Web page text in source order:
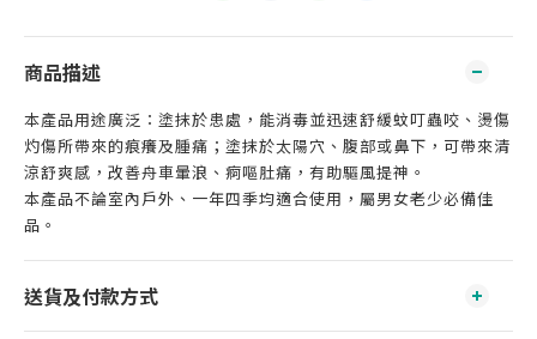
商品描述
本產品用途廣泛：塗抹於患處，能消毒並迅速舒緩蚊叮蟲咬、燙傷
灼傷所帶來的痕癢及腫痛；塗抹於太陽穴、腹部或鼻下，可帶來清
涼舒爽感，改善舟車暈浪、痾嘔肚痛，有助驅風提神。
本產品不論室內戶外、一年四季均適合使用，屬男女老少必備佳
品。
送貨及付款方式